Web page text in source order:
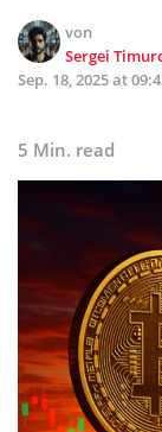
von
Sergei
Sep. 18, 2025 at
5 Min. read